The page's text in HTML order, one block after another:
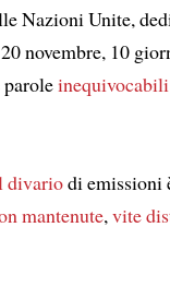
Nazioni Unite,
novembre, 10
inequivocabili
divariodi emissioni
mantenute, vite